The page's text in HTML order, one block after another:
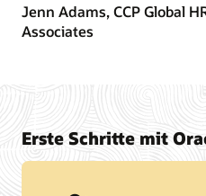
Jenn Adams,CCP Global
Associates
Erste Schritte mit